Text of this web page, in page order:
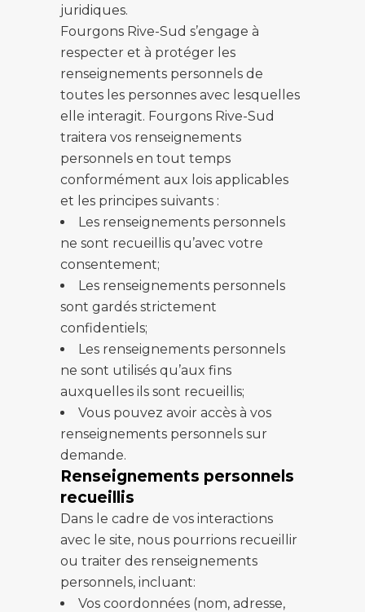
juridiques.
Fourgons Rive-Sud s’engage à
respecter et à protéger les
renseignements personnels de
toutes les personnes avec lesquelles
elle interagit. Fourgons Rive-Sud
traitera vos renseignements
personnels en tout temps
conformément aux lois applicables
et les principes suivants :
Les renseignements personnels
ne sont recueillis qu’avec votre
consentement;
Les renseignements personnels
sont gardés strictement
confidentiels;
Les renseignements personnels
ne sont utilisés qu’aux fins
auxquelles ils sont recueillis;
Vous pouvez avoir accès à vos
renseignements personnels sur
demande.
Renseignements personnels
recueillis
Dans le cadre de vos interactions
avec le site, nous pourrions recueillir
ou traiter des renseignements
personnels, incluant:
Vos coordonnées (nom, adresse,